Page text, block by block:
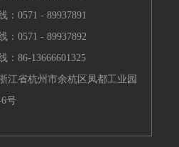
：0571 - 89937891
：0571 - 89937892
：86-13666601325
江省杭州市余杭区凤都工业园
号